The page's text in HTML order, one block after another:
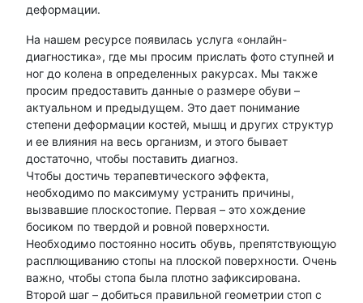
деформации.
На нашем ресурсе появилась услуга «онлайн-
диагностика», где мы просим прислать фото ступней и
ног до колена в определенных ракурсах. Мы также
просим предоставить данные о размере обуви –
актуальном и предыдущем. Это дает понимание
степени деформации костей, мышц и других структур
и ее влияния на весь организм, и этого бывает
достаточно, чтобы поставить диагноз.
Чтобы достичь терапевтического эффекта,
необходимо по максимуму устранить причины,
вызвавшие плоскостопие. Первая – это хождение
босиком по твердой и ровной поверхности.
Необходимо постоянно носить обувь, препятствующую
расплющиванию стопы на плоской поверхности. Очень
важно, чтобы стопа была плотно зафиксирована.
Второй шаг – добиться правильной геометрии стоп с